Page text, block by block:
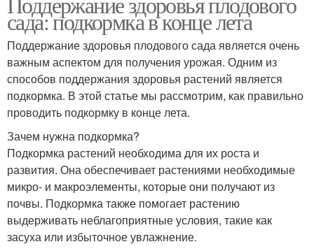
сада: подкормка в конце лета
Поддержание здоровья плодового сада является очень
важным аспектом для получения урожая. Одним из
способов поддержания здоровья растений является
подкормка. В этой статье мы рассмотрим, как правильно
проводить подкормку в конце лета.
Зачем нужна подкормка?
Подкормка растений необходима для их роста и
развития. Она обеспечивает растениями необходимые
микро- и макроэлементы, которые они получают из
почвы. Подкормка также помогает растению
выдерживать неблагоприятные условия, такие как
засуха или избыточное увлажнение.